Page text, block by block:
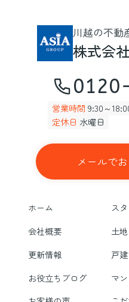
川越の不動
株式会
営業時間 9:30～
定休日 水曜日
メールで
ホーム ス
会社概要
土
更新情報
戸
お役立ちブログ
マ